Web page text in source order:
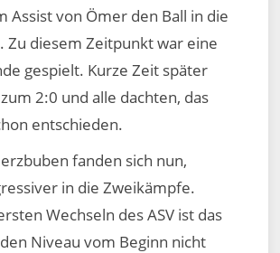
Assist von Ömer den Ball in die
Zu diesem Zeitpunkt war eine
gespielt. Kurze Zeit später
2:0 und alle dachten, das
entschieden.
fanden sich nun,
in die Zweikämpfe.
Wechseln des ASV ist das
Niveau vom Beginn nicht